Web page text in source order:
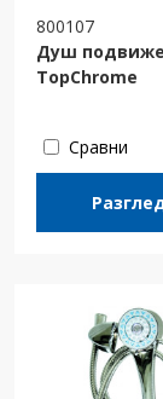
800107
Душ
TopChrome
Сравни